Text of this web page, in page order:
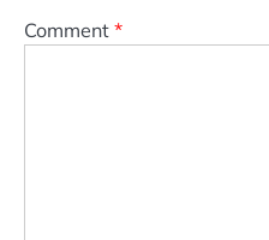
Comment *